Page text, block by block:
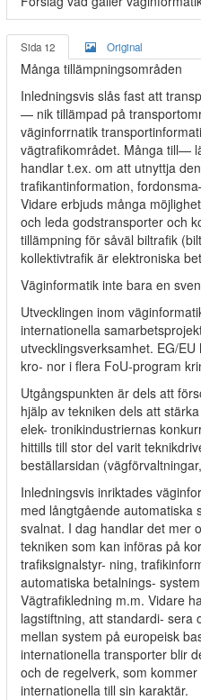
Sida 12 Original
Många tillämpningsområden
Inledningsvis slås fast att
— nik tillämpad på
väginforrnatik
vägtrafikområdet. Många till—
handlar t.ex. om att utnyttja
trafikantinformation,
Vidare erbjuds många
och leda godstransporter och
tillämpning för såväl biltrafik
kollektivtrafik är elektroniska
Väginformatik inte bara en
Utvecklingen inom
internationella
utvecklingsverksamhet. EG/
kro- nor i flera FoU-program
Utgångspunkten är dels att
hjälp av tekniken dels att
elek- tronikindustriernas
hittills till stor del varit
beställarsidan
Inledningsvis inriktades
med långtgående automatiska
svalnat. I dag handlar det mer
tekniken som kan införas på
trafiksignalstyr- ning,
automatiska betalnings-
Vägtrafikledning m.m. Vidare
lagstiftning, att standardi- sera
mellan system på europeisk
internationella transporter blir
och de regelverk, som
internationella till sin karaktär.